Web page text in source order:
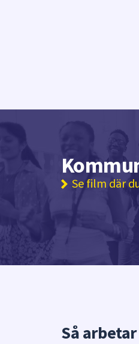
Se film där
Så